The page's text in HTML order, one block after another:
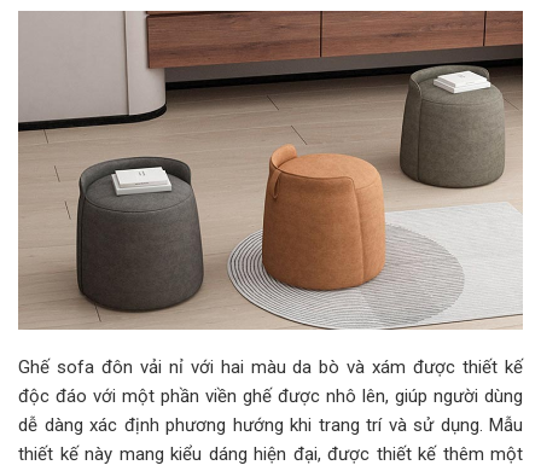
Ghế sofa đôn vải nỉ với hai màu da bò và xám được thiết kế
độc đáo với một phần viền ghế được nhô lên, giúp người dùng
dễ dàng xác định phương hướng khi trang trí và sử dụng. Mẫu
thiết kế này mang kiểu dáng hiện đại, được thiết kế thêm một